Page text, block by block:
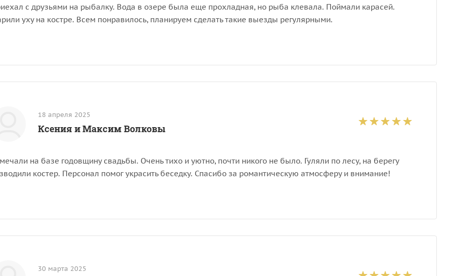
с друзьями на рыбалку. Вода в озере была еще прохладная, но рыба клевала. Поймали карасей.
уху на костре. Всем понравилось, планируем сделать такие выезды регулярными.
18 апреля 2025
Ксения и Максим Волковы
на базе годовщину свадьбы. Очень тихо и уютно, почти никого не было. Гуляли по лесу, на берегу
костер. Персонал помог украсить беседку. Спасибо за романтическую атмосферу и внимание!
30 марта 2025